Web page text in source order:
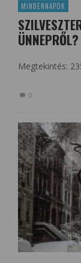
MINDENNAPOK
ÜNNEPRŐL?
Megtekintés:
0